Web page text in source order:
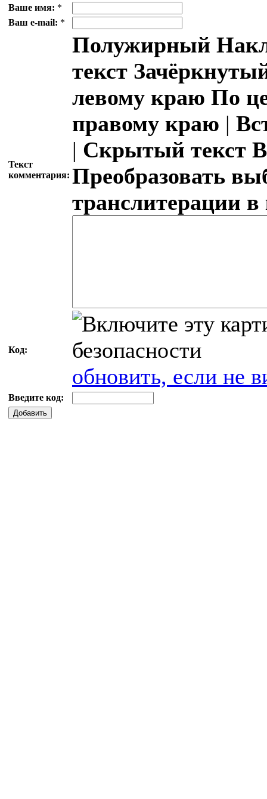
Ваше имя: *
Ваш e-mail: *
Текст
комментария:
Полужирный
текст
левому краю По
правому краю |
| Скрытый текст
Преобразовать
транслитерации
Код:
обновить, если не
Введите код:
Добавить